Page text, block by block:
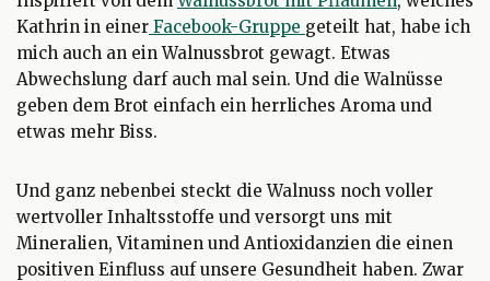
Kathrin in einer Facebook-Gruppe geteilt hat, habe ich
mich auch an ein Walnussbrot gewagt. Etwas
Abwechslung darf auch mal sein. Und die Walnüsse
geben dem Brot einfach ein herrliches Aroma und
etwas mehr Biss.
Und ganz nebenbei steckt die Walnuss noch voller
wertvoller Inhaltsstoffe und versorgt uns mit
Mineralien, Vitaminen und Antioxidanzien die einen
positiven Einfluss auf unsere Gesundheit haben. Zwar